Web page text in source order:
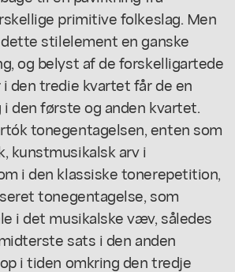
primitive folkeslag. Men
stilelement en ganske
og belyst af de forskelligartede
den tredie kvartet får de en
den første og anden kvartet.
tonegentagelsen, enten som
kunstmusikalsk arv i
i den klassiske tonerepetition,
tonegentagelse, som
i det musikalske væv, således
sats i den anden
i tiden omkring den tredje